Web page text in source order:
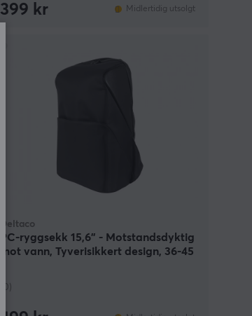
399 kr Midlertidig utsolgt
Deltaco
PC-ryggsekk 15,6” - Motstandsdyktig
mot vann, Tyverisikkert design, 36-45
(0)